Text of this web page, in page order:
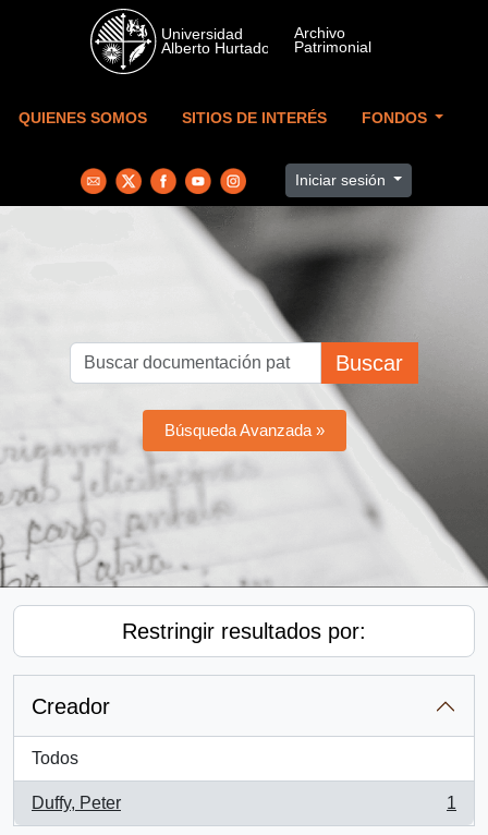
Skip to main content
QUIENES SOMOS SITIOS DE INTERÉS FONDOS
Iniciar sesión
Buscar
Búsqueda Avanzada »
Restringir resultados por:
Creador
Todos
Duffy, Peter
, 1 resultados
1